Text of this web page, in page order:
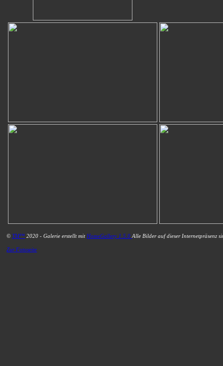
©TM™ 2020 - Galerie erstellt mit HomeGallery 1.5.0Alle Bilder auf dieser Internetpräsenz
Zur Fotoseite